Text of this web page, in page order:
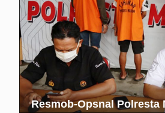
Resmob-Opsnal Polresta